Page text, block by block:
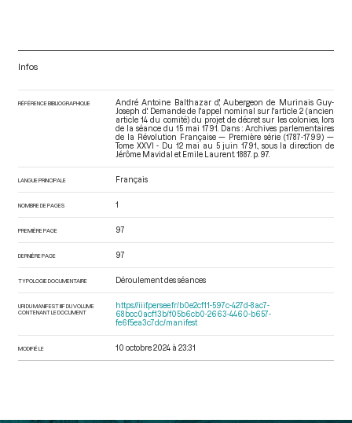
Infos
RÉFÉRENCE BIBLIOGRAPHIQUE
André Antoine Balthazar d', Aubergeon de Murinais Guy-
Joseph d'. Demande de l'appel nominal sur l'article 2 (ancien
article 14 du comité) du projet de décret sur les colonies, lors
de la séance du 15 mai 1791. Dans : Archives parlementaires
de la Révolution Française — Première série (1787-1799) —
Tome XXVI - Du 12 mai au 5 juin 1791.
, sous la direction de
Jérôme Mavidal et Emile Laurent. 1887. p. 97.
LANGUE PRINCIPALE Français
NOMBRE DE PAGES 1
PREMIÈRE PAGE 97
DERNIÈRE PAGE 97
TYPOLOGIE DOCUMENTAIRE Déroulement des séances
URI DU MANIFEST IIIF DU VOLUME
CONTENANT LE DOCUMENT
https://iiif.persee.fr/b0e2cf11-597c-427d-8ac7-
68bcc0acf13b/f05b6cb0-2663-4460-b657-
fe6f5ea3c7dc/manifest
MODIFIÉ LE 10 octobre 2024 à 23:31